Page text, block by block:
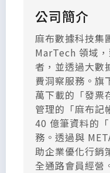
公司簡介
麻布數據科技集
MarTech 領域
者，並透過大數
費洞察服務。旗
萬下載的「發票
管理的「麻布記
40 億筆資料的
務。透過與
助企業優化行銷
全通路會員經營